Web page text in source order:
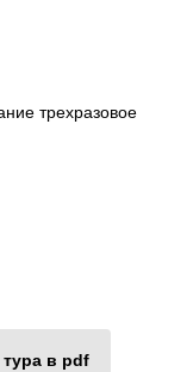
трехразовое
в pdf